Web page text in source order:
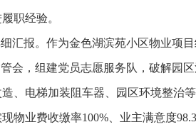
职经验。
汇报。作为金色湖滨苑小区物业项
会，组建党员志愿服务队，破解园
、电梯加装阻车器、园区环境整治等
物业费收缴率100%、业主满意度